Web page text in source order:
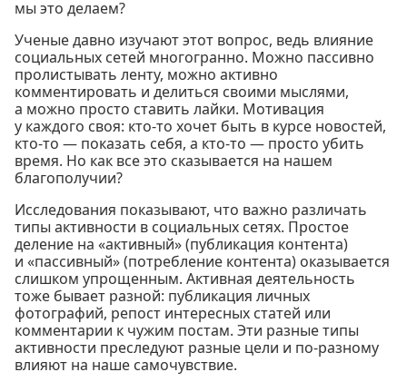
мы это делаем?
Ученые давно изучают этот вопрос, ведь влияние
социальных сетей многогранно. Можно пассивно
пролистывать ленту, можно активно
комментировать и делиться своими мыслями,
а можно просто ставить лайки. Мотивация
у каждого своя: кто-то хочет быть в курсе новостей,
кто-то — показать себя, а кто-то — просто убить
время. Но как все это сказывается на нашем
благополучии?
Исследования показывают, что важно различать
типы активности в социальных сетях. Простое
деление на «активный» (публикация контента)
и «пассивный» (потребление контента) оказывается
слишком упрощенным. Активная деятельность
тоже бывает разной: публикация личных
фотографий, репост интересных статей или
комментарии к чужим постам. Эти разные типы
активности преследуют разные цели и по-разному
влияют на наше самочувствие.